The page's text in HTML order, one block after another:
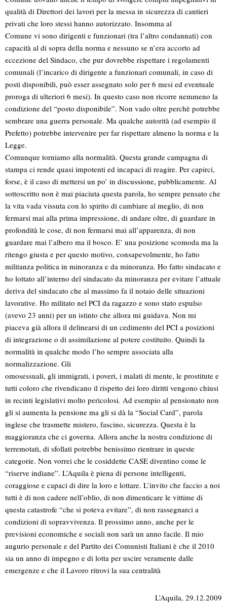
qualità di Direttori dei lavori per la messa in sicurezza di cantieri
privati che loro stessi hanno autorizzato. Insomma al
Comune vi sono dirigenti e funzionari (tra l’altro condannati) con
capacità al di sopra della norma e nessuno se n’era accorto ad
eccezione del Sindaco, che pur dovrebbe rispettare i regolamenti
comunali (l’incarico di dirigente a funzionari comunali, in caso di
posti disponibili, può esser assegnato solo per 6 mesi ed eventuale
proroga di ulteriori 6 mesi). In questo caso non ricorre nemmeno la
condizione del “posto disponibile”. Non vado oltre perchè potrebbe
sembrare una guerra personale. Ma qualche autorità (ad esempio il
Prefetto) potrebbe intervenire per far rispettare almeno la norma e la
Legge.
Comunque torniamo alla normalità. Questa grande campagna di
stampa ci rende quasi impotenti ed incapaci di reagire. Per capirci,
forse, è il caso di mettersi un po’ in discussione, pubblicamente. Al
sottoscritto non è mai piaciuta questa parola, ho sempre pensato che
la vita vada vissuta con lo spirito di cambiare al meglio, di non
fermarsi mai alla prima impressione, di andare oltre, di guardare in
profondità le cose, di non fermarsi mai all’apparenza, di non
guardare mai l’albero ma il bosco. E’ una posizione scomoda ma la
ritengo giusta e per questo motivo, consapevolmente, ho fatto
militanza politica in minoranza e da minoranza. Ho fatto sindacato e
ho lottato all’interno del sindacato da minoranza per evitare l’attuale
deriva del sindacato che al massimo fa il notaio delle situazioni
lavorative. Ho militato nel PCI da ragazzo e sono stato espulso
(avevo 23 anni) per un istinto che allora mi guidava. Non mi
piaceva già allora il delinearsi di un cedimento del PCI a posizioni
di integrazione o di assimilazione al potere costituito. Quindi la
normalità in qualche modo l’ho sempre associata alla
normalizzazione. Gli
omosessuali, gli immigrati, i poveri, i malati di mente, le prostitute e
tutti coloro che rivendicano il rispetto dei loro diritti vengono chiusi
in recinti legislativi molto pericolosi. Ad esempio al pensionato non
gli si aumenta la pensione ma gli si dà la “Social Card”, parola
inglese che trasmette mistero, fascino, sicurezza. Questa è la
maggioranza che ci governa. Allora anche la nostra condizione di
terremotati, di sfollati potrebbe benissimo rientrare in queste
categorie. Non vorrei che le cosiddette CASE diventino come le
“riserve indiane”. L’Aquila è piena di persone intelligenti,
coraggiose e capaci di dire la loro e lottare. L’invito che faccio a noi
tutti è di non cadere nell’oblio, di non dimenticare le vittime di
questa catastrofe “che si poteva evitare”, di non rassegnarci a
condizioni di sopravvivenza. Il prossimo anno, anche per le
previsioni economiche e sociali non sarà un anno facile. Il mio
augurio personale e del Partito dei Comunisti Italiani è che il 2010
sia un anno di impegno e di lotta per uscire veramente dalle
emergenze e che il Lavoro ritrovi la sua centralità
L’Aquila, 29.12.2009